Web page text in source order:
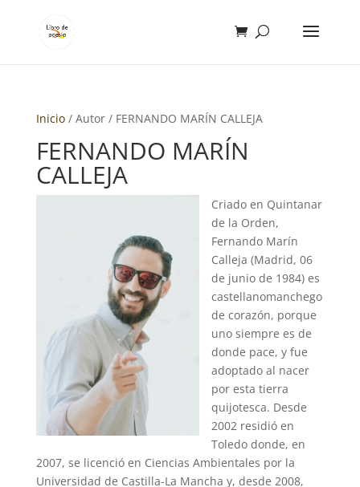
Inicio/ Autor / FERNANDO MARÍN CALLEJA
FERNANDO MARÍN
CALLEJA
Criado en Quintanar
de la Orden,
Fernando Marín
Calleja (Madrid, 06
de junio de 1984) es
castellanomanchego
de corazón, porque
uno siempre es de
donde pace, y fue
adoptado al nacer
por esta tierra
quijotesca. Desde
2002 residió en
Toledo donde, en
2007, se licenció en Ciencias Ambientales por la
Universidad de Castilla-La Mancha y, desde 2008,